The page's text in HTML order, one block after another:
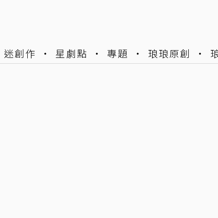
迷創作 星劇點 專題 琅琅原創